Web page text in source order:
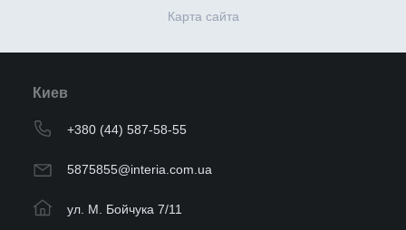
Карта сайта
Киев
+380 (44) 587-58-55
5875855@interia.com.ua
ул. М. Бойчука 7/11